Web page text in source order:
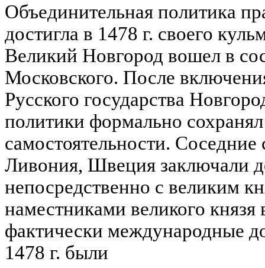
Объединительная политика
достигла в 1478 г. своего
Великий Новгород вошел в
Московского. После
Русского государства
политики формально
самостоятельности.
Ливония, Швеция заключали
непосредственно с великим
наместниками великого
фактически международные
1478 г. были